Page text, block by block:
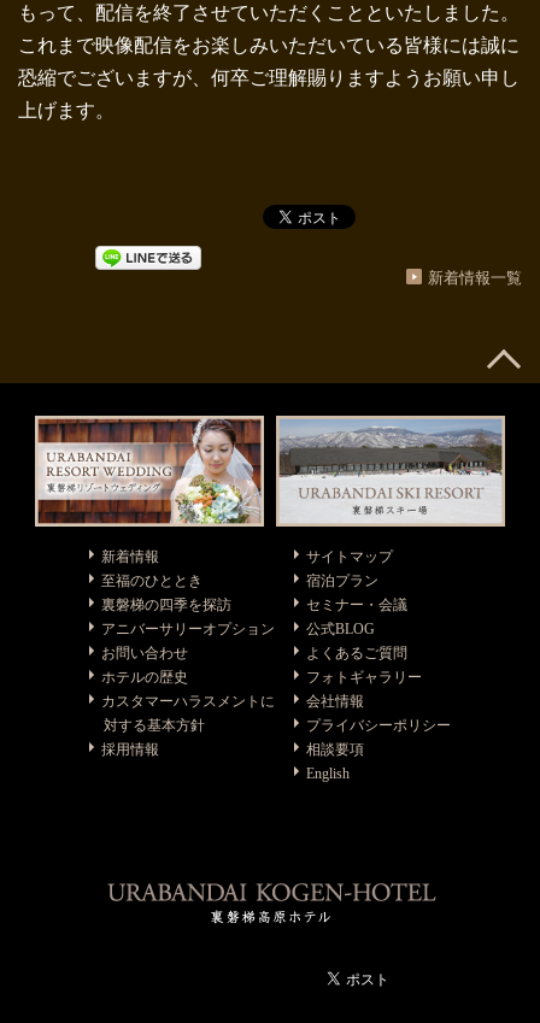
もって、配信を終了させていただくことといたしました。
これまで映像配信をお楽しみいただいている皆様には誠に
恐縮でございますが、何卒ご理解賜りますようお願い申し
上げます。
新着情報一覧
新着情報
至福のひととき
裏磐梯の四季を探訪
アニバーサリーオプション
お問い合わせ
ホテルの歴史
カスタマーハラスメントに
対する基本方針
採用情報
サイトマップ
宿泊プラン
セミナー・会議
公式BLOG
よくあるご質問
フォトギャラリー
会社情報
プライバシーポリシー
相談要項
English